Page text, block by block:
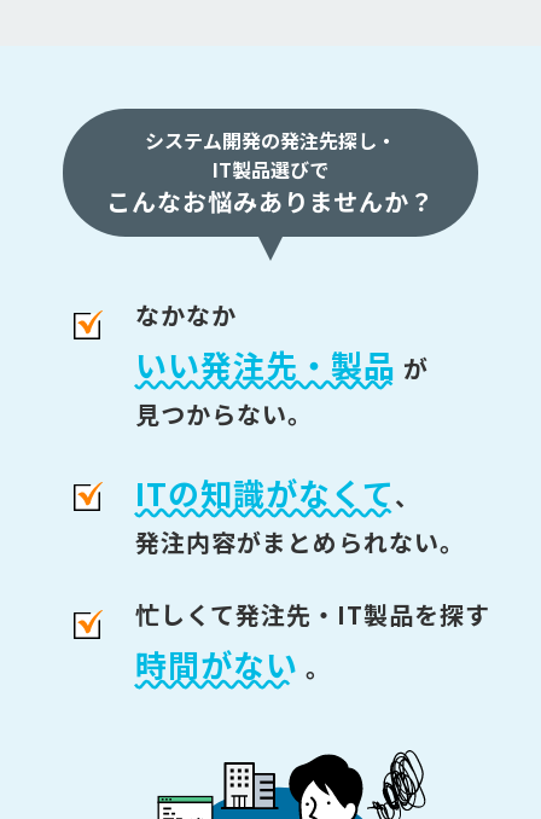
システム開発の発注先探し・
IT製品選びで
こんなお悩みありませんか？
なかなか
いい発注先・製品 が
見つからない。
ITの知識がなくて、
発注内容がまとめられない。
忙しくて発注先・IT製品を探す
時間がない 。